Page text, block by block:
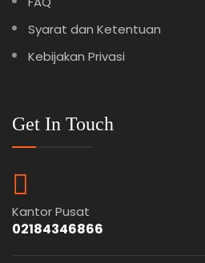
Syarat dan Ketentuan
Kebijakan Privasi
Get In Touch
Kantor Pusat
02184346866